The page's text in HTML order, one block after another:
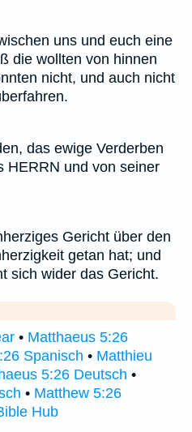
uns und euch eine
die wollten von hinnen
nicht, und auch nicht
das ewige Verderben
HERRN und von seiner
Gericht über den
getan hat; und
sich wider das Gericht.
• Matthaeus 5:26
Spanisch • Matthieu
5:26 Deutsch •
• Matthew 5:26
Hub